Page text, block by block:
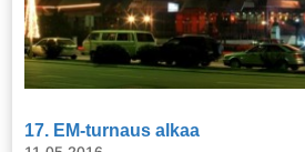
17. EM-turnaus alkaa